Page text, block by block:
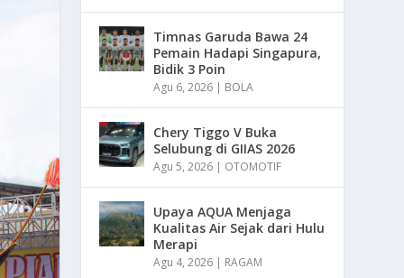
Timnas Garuda Bawa 24
Pemain Hadapi Singapura,
Bidik 3 Poin
Agu 6, 2026 | BOLA
Chery Tiggo V Buka
Selubung di GIIAS 2026
Agu 5, 2026 | OTOMOTIF
Upaya AQUA Menjaga
Kualitas Air Sejak dari Hulu
Merapi
Agu 4, 2026 | RAGAM